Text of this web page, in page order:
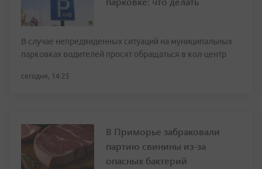
В случае непредвиденных ситуаций на муниципальных
парковках водителей просят обращаться в кол-центр
сегодня, 14:25
В Приморье забраковали
партию свинины из-за
опасных бактерий